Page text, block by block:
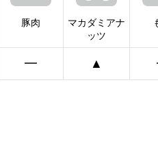
豚肉
━
マカダミアナ
ッツ
▲